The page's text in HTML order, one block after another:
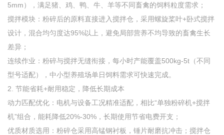
5mm），满足猪、鸡、鸭、牛、羊等不同畜禽的饲料粒度需求；
搅拌模块：粉碎后的原料直接进入搅拌仓，采用螺旋桨叶+卧式搅拌
设计，混合均匀度达95%以上，避免局部营养不均导致的畜禽生长
差异；
连续作业：粉碎与搅拌无缝衔接，每小时产能覆盖500kg-5t（不同
型号适配），中小型养殖场单日饲料需求可快速完成。
2. 节能省耗+耐用稳定，降低长期成本
动力匹配优化：电机与设备工况精准适配，相比“单独粉碎机+搅拌
机”组合，能耗降低20%-30%，长期使用节省电费开支；
优质材质选用：粉碎仓采用高锰钢衬板，锤片耐磨抗冲击；搅拌仓